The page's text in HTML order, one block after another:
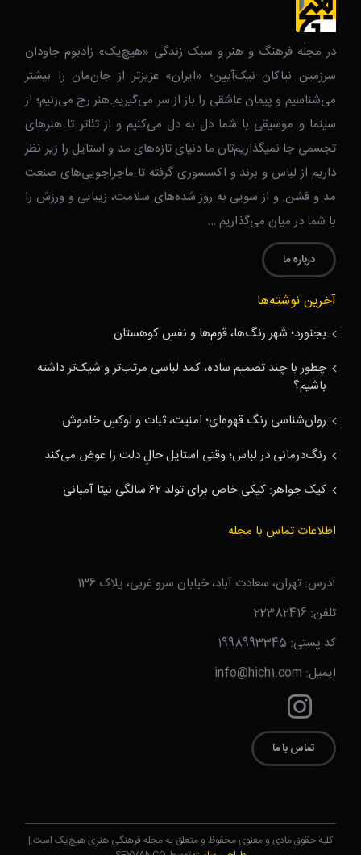
در مجله فرهنگ و هنر و سبک زندگی‌ «هیچ‌یک» زادبوم جاودان
سرزمین نیاکان نیک‌‌‌آیین؛ «ایران» عزیزتر از جان‌مان را بیشتر
می‌شناسیم و پیمان عاشقی را باز از سر می‌گیریم.هنر رج می‌زنیم؛ از
سینما و موسیقی با شما دل به دل می‌کنیم و از تئاتر تا هنرهای
تجسمی جا نمیگذاریم‌تان.ما دنیای تازه‌های مد و استایل را زیر نظر
داریم از لباس و برند و اکسسوری گرفته تا ماجراجویی‌های صنعت
مد و فشن. و از سویی به روز شده‌های سلامت، زیبایی و ورزش را
با شما در میان می‌گذاریم …
درباره ما
آخرین نوشته‌ها
بجنورد؛ شهر رنگ‌ها، قوم‌ها و نفسِ کوهستان
چطور با چند تصمیم ساده، کمد لباسی مرتب‌تر و شیک‌تر داشته
باشیم؟
روان‌شناسی رنگ قهوه‌ای؛ امنیت، ثبات و لوکسِ خاموش
رنگ‌درمانی در لباس؛ وقتی استایل حالِ دلت را عوض می‌کند
کیک جواهر: کیکی خاص برای تولد ۶۲ سالگی نیتا آمبانی
اطلاعات تماس با مجله
آدرس: تهران، سعادت آباد، خیابان سرو غربی، پلاک 136
تلفن: 22382416
کد پستی: 1998993345
ایمیل: info@hich1.com
تماس با ما
کلیه حقوق مادی و معنوی محفوظ و متعلق به مجله فرهنگی هنری هیچ‌یک است.|